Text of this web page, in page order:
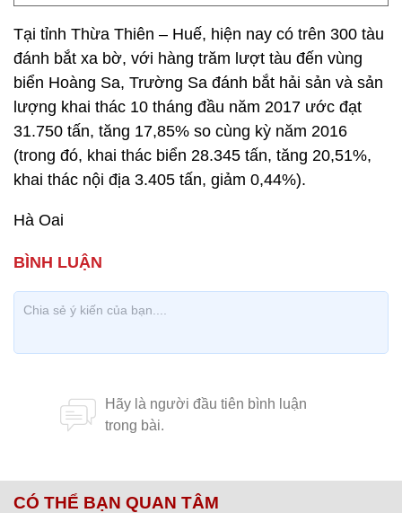
Tại tỉnh Thừa Thiên – Huế, hiện nay có trên 300 tàu
đánh bắt xa bờ, với hàng trăm lượt tàu đến vùng
biển Hoàng Sa, Trường Sa đánh bắt hải sản và sản
lượng khai thác 10 tháng đầu năm 2017 ước đạt
31.750 tấn, tăng 17,85% so cùng kỳ năm 2016
(trong đó, khai thác biển 28.345 tấn, tăng 20,51%,
khai thác nội địa 3.405 tấn, giảm 0,44%).
Hà Oai
CÓ THỂ BẠN QUAN TÂM